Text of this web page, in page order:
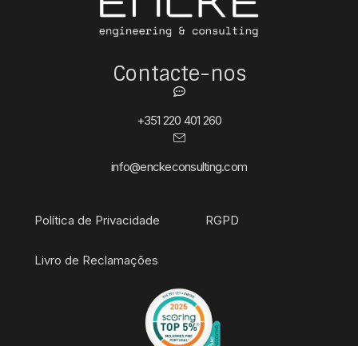
Contacte-nos
+351 220 401 260
info@enckeconsulting.com
Política de Privacidade RGPD
Livro de Reclamações